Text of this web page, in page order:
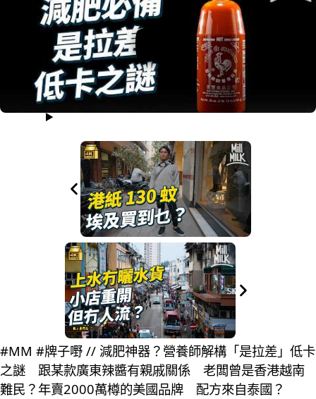
#MM #牌子嘢 // 減肥神器？營養師解構「是拉差」低卡
之謎 跟某款廣東辣醬有親戚關係 老闆曾是香港越南
難民？年賣2000萬樽的美國品牌 配方來自泰國？